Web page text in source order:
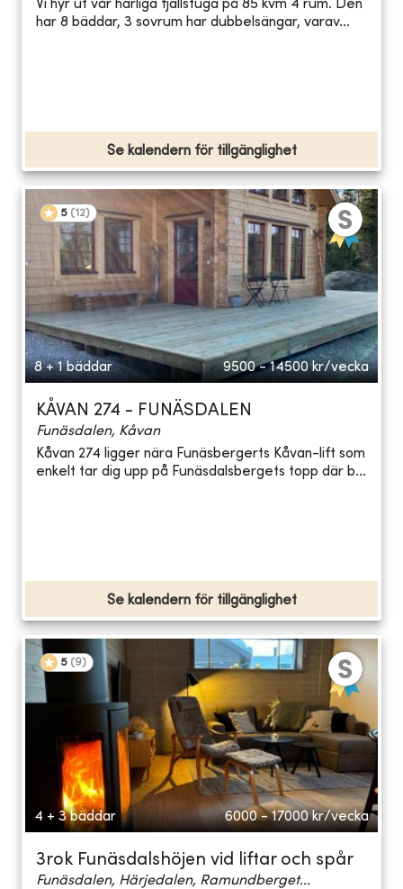
Vi hyr ut vår härliga fjällstuga på 85 kvm 4 rum. Den
har 8 bäddar, 3 sovrum har dubbelsängar, varav...
Se kalendern för tillgänglighet
5 (12)
8 + 1 bäddar 9500 - 14500 kr/vecka
KÅVAN 274 - FUNÄSDALEN
Funäsdalen, Kåvan
Kåvan 274 ligger nära Funäsbergerts Kåvan-lift som
enkelt tar dig upp på Funäsdalsbergets topp där b...
Se kalendern för tillgänglighet
5 (9)
4 + 3 bäddar 6000 - 17000 kr/vecka
3rok Funäsdalshöjen vid liftar och spår
Funäsdalen, Härjedalen, Ramundberget...